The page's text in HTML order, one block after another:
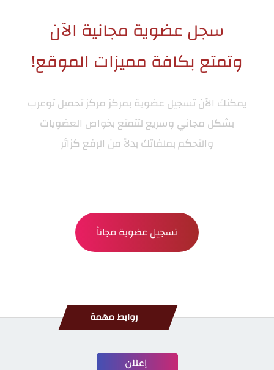
سجل عضوية مجانية الآن
وتمتع بكافة مميزات الموقع!
يمكنك الآن تسجيل عضوية بمركزمركز تحميل توعرب
بشكل مجاني وسريع لتتمتع بخواص العضويات
والتحكم بملفاتك بدلاً من الرفع كزائر
تسجيل عضوية مجاناً
روابط مهمة